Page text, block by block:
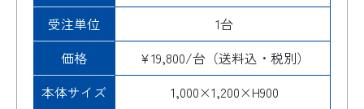
受注単位
1台
価格
¥19,800/台（送料込・税別）
本体サイズ
1,000×1,200×H900